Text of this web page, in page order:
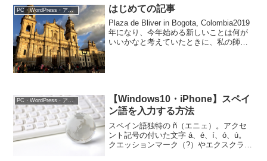
他の言語の辞書を追加することができま
す。この設定は...
PC・WordPress・アプリ はじめての記事
Plaza de Bliver in Bogota, Colombia2019
年になり、今年始める新しいことは何が
いいかなと考えていたときに、私の師匠
PC・WordPress・アプリ
【Windows10・iPhone】スペイ
ン語を入力する方法
スペイン語独特の ñ（エニェ）。アクセ
ント記号の付いた文字 á、é、í、ó、ú。
クエッションマーク（?）やエクスクラメ